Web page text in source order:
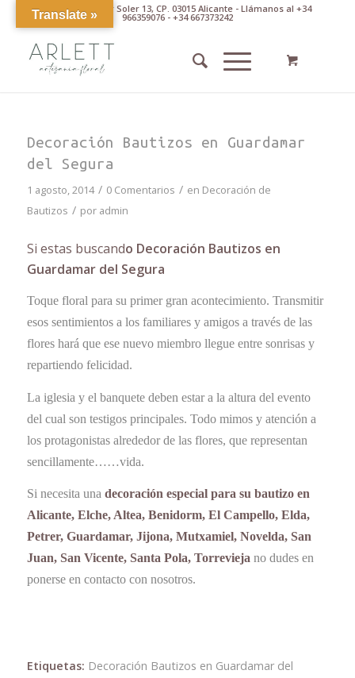
Av. Pintor Xavier Soler 13, CP. 03015 Alicante - Llámanos al +34
966359076 - +34 667373242
Decoración Bautizos en Guardamar
del Segura
1 agosto, 2014 / 0 Comentarios / en Decoración de
Bautizos / por admin
Si estas buscando Decoración Bautizos en
Guardamar del Segura
Toque floral para su primer gran acontecimiento. Transmitir
esos sentimientos a los familiares y amigos a través de las
flores hará que ese nuevo miembro llegue entre sonrisas y
repartiendo felicidad.
La iglesia y el banquete deben estar a la altura del evento
del cual son testigos principales. Todo mimos y atención a
los protagonistas alrededor de las flores, que representan
sencillamente……vida.
Si necesita una decoración especial para su bautizo en
Alicante, Elche, Altea, Benidorm, El Campello, Elda,
Petrer, Guardamar, Jijona, Mutxamiel, Novelda, San
Juan, San Vicente, Santa Pola, Torrevieja no dudes en
ponerse en contacto con nosotros.
Etiquetas: Decoración Bautizos en Guardamar del
Translate »